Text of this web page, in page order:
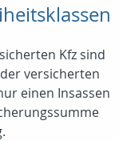
Kfz sind
versicherten
einen Insassen